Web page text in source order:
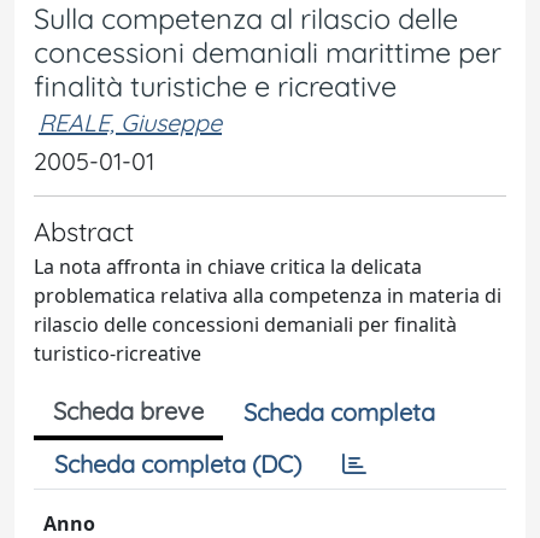
Sulla competenza al rilascio delle
concessioni demaniali marittime per
finalità turistiche e ricreative
REALE, Giuseppe
2005-01-01
Abstract
La nota affronta in chiave critica la delicata
problematica relativa alla competenza in materia di
rilascio delle concessioni demaniali per finalità
turistico-ricreative
Scheda breve
Scheda completa
Scheda completa (DC)
Anno